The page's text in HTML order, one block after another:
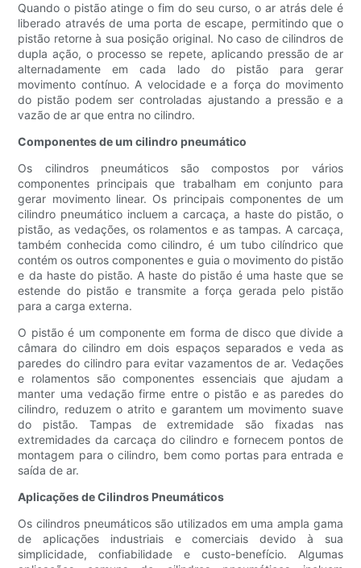
Quando o pistão atinge o fim do seu curso, o ar atrás dele é
liberado através de uma porta de escape, permitindo que o
pistão retorne à sua posição original. No caso de cilindros de
dupla ação, o processo se repete, aplicando pressão de ar
alternadamente em cada lado do pistão para gerar
movimento contínuo. A velocidade e a força do movimento
do pistão podem ser controladas ajustando a pressão e a
vazão de ar que entra no cilindro.
Componentes de um cilindro pneumático
Os cilindros pneumáticos são compostos por vários
componentes principais que trabalham em conjunto para
gerar movimento linear. Os principais componentes de um
cilindro pneumático incluem a carcaça, a haste do pistão, o
pistão, as vedações, os rolamentos e as tampas. A carcaça,
também conhecida como cilindro, é um tubo cilíndrico que
contém os outros componentes e guia o movimento do pistão
e da haste do pistão. A haste do pistão é uma haste que se
estende do pistão e transmite a força gerada pelo pistão
para a carga externa.
O pistão é um componente em forma de disco que divide a
câmara do cilindro em dois espaços separados e veda as
paredes do cilindro para evitar vazamentos de ar. Vedações
e rolamentos são componentes essenciais que ajudam a
manter uma vedação firme entre o pistão e as paredes do
cilindro, reduzem o atrito e garantem um movimento suave
do pistão. Tampas de extremidade são fixadas nas
extremidades da carcaça do cilindro e fornecem pontos de
montagem para o cilindro, bem como portas para entrada e
saída de ar.
Aplicações de Cilindros Pneumáticos
Os cilindros pneumáticos são utilizados em uma ampla gama
de aplicações industriais e comerciais devido à sua
simplicidade, confiabilidade e custo-benefício. Algumas